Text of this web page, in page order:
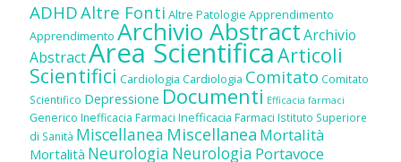
ADHDAltre Fonti Altre Patologie Apprendimento
Apprendimento Archivio AbstractArchivio
AbstractArea ScientificaArticoli
Scientifici Cardiologia Cardiologia Comitato Comitato
Scientifico Depressione Documenti Efficacia farmaci
Generico Inefficacia Farmaci Inefficacia Farmaci Istituto Superiore
di Sanità Miscellanea Miscellanea Mortalità
Mortalità Neurologia Neurologia Portavoce